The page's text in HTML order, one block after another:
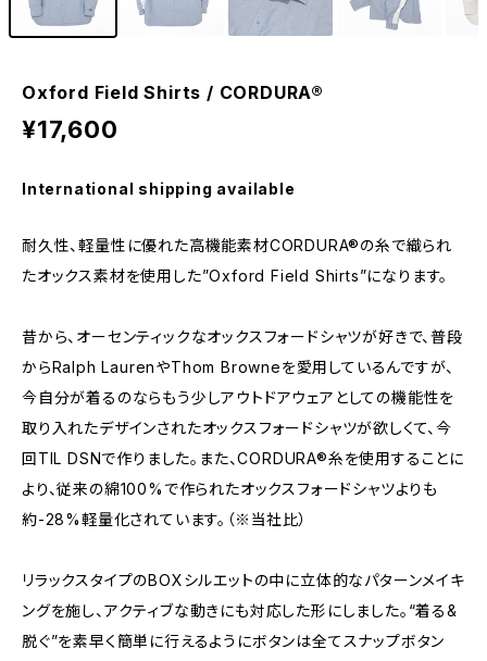
Oxford Field Shirts / CORDURA®︎
¥17,600
International shipping available
耐久性、軽量性に優れた高機能素材CORDURA®︎の糸で織られ
たオックス素材を使用した”Oxford Field Shirts”になります。
昔から、オーセンティックなオックスフォードシャツが好きで、普段
からRalph LaurenやThom Browneを愛用しているんですが、
今自分が着るのならもう少しアウトドアウェアとしての機能性を
取り入れたデザインされたオックスフォードシャツが欲しくて、今
回TIL DSNで作りました。また、CORDURA®︎糸を使用することに
より、従来の綿100%で作られたオックスフォードシャツよりも
約-28%軽量化されています。（※当社比）
リラックスタイプのBOXシルエットの中に立体的なパターンメイキ
ングを施し、アクティブな動きにも対応した形にしました。“着る&
脱ぐ”を素早く簡単に行えるようにボタンは全てスナップボタン